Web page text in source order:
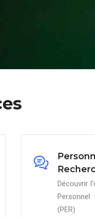
Découvrir
Personnel
(PER)